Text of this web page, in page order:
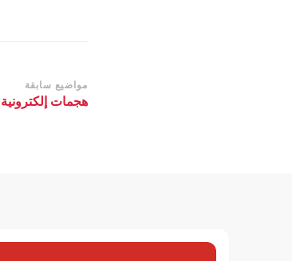
التنقل
بين
مواضيع سابقة
هجمات